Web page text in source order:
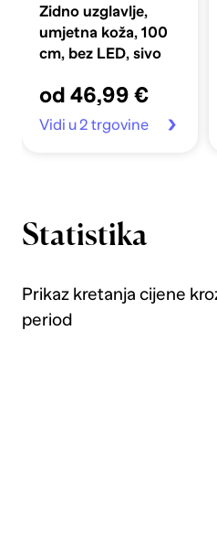
Zidno uzglavlje,
umjetna koža, 100
cm, bez LED, sivo
od 46,99 €
Vidi u 2 trgovine
Statistika
Prikaz kretanja cijene
period